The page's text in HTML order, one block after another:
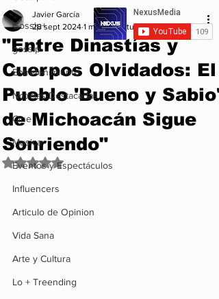
Gossip+
gossip
Entretenimiento
Noticias Destacadas
Cine
Musica
Eventos y Espectáculos
Influencers
Articulo de Opinion
Vida Sana
Arte y Cultura
Lo + Treending
"Entre Dinastías y
Cuerpos Olvidados: El
Pueblo 'Bueno y Sabio'
de Michoacán Sigue
Sonriendo"
Javier García
28 sept 2024 1 min de lectura
Obtuvo NaN de 5 estrellas.